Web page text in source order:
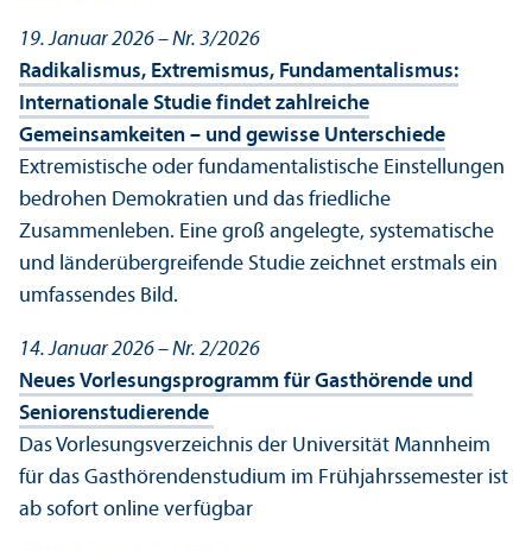
19. Januar 2026 – Nr. 3/2026
Radikalismus, Extremismus, Fundamentalismus:
Internationale Studie findet zahlreiche
Gemeinsamkeiten – und gewisse Unter­schiede
Extremistische oder fundamentalistische Einstellungen
bedrohen Demokratien und das friedliche
Zusammenleben. Eine groß angelegte, systematische
und länder­übergreifende Studie zeichnet erstmals ein
umfassendes Bild.
14. Januar 2026 – Nr. 2/2026
Neues Vorlesungs­programm für Gasthörende und
Senioren­studierende
Das Vorlesungs­verzeichnis der Universität Mannheim
für das Gasthörendenstudium im Frühjahrssemester ist
ab sofort online verfügbar